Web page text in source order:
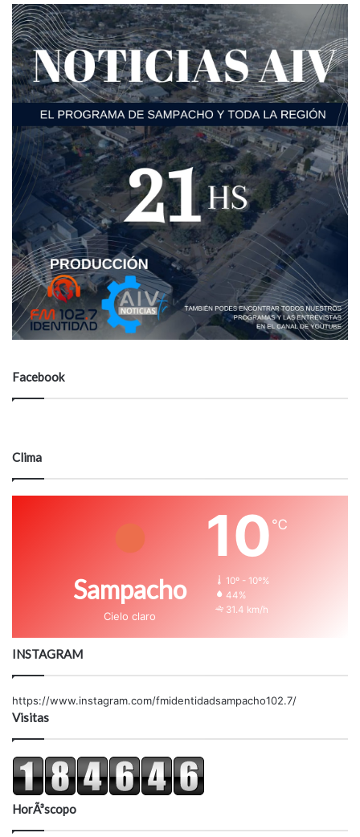
Facebook
Clima
Sampacho
Cielo claro
10 ℃
10º - 10º%
44%
31.4 km/h
INSTAGRAM
https://www.instagram.com/fmidentidadsampacho102.7/
Visitas
HorÃ³scopo